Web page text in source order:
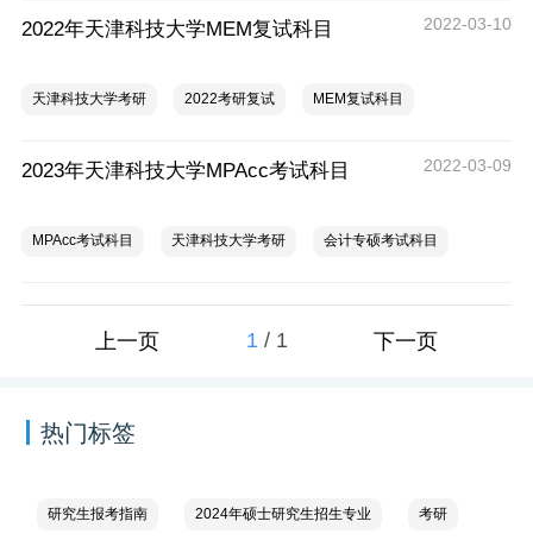
2022年天津科技大学MEM复试科目 2022-03-10
天津科技大学考研 2022考研复试 MEM复试科目
2023年天津科技大学MPAcc考试科目 2022-03-09
MPAcc考试科目 天津科技大学考研 会计专硕考试科目
上一页 1 / 1 下一页
热门标签
研究生报考指南 2024年硕士研究生招生专业 考研